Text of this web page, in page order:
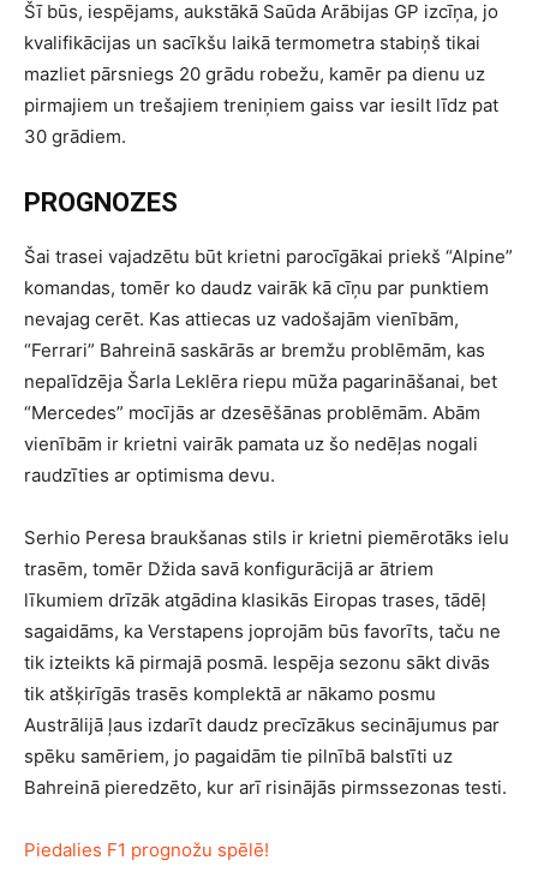
Šī būs, iespējams, aukstākā Saūda Arābijas GP izcīņa, jo
kvalifikācijas un sacīkšu laikā termometra stabiņš tikai
mazliet pārsniegs 20 grādu robežu, kamēr pa dienu uz
pirmajiem un trešajiem treniņiem gaiss var iesilt līdz pat
30 grādiem.
PROGNOZES
Šai trasei vajadzētu būt krietni parocīgākai priekš “Alpine”
komandas, tomēr ko daudz vairāk kā cīņu par punktiem
nevajag cerēt. Kas attiecas uz vadošajām vienībām,
“Ferrari” Bahreinā saskārās ar bremžu problēmām, kas
nepalīdzēja Šarla Leklēra riepu mūža pagarināšanai, bet
“Mercedes” mocījās ar dzesēšānas problēmām. Abām
vienībām ir krietni vairāk pamata uz šo nedēļas nogali
raudzīties ar optimisma devu.
Serhio Peresa braukšanas stils ir krietni piemērotāks ielu
trasēm, tomēr Džida savā konfigurācijā ar ātriem
līkumiem drīzāk atgādina klasikās Eiropas trases, tādēļ
sagaidāms, ka Verstapens joprojām būs favorīts, taču ne
tik izteikts kā pirmajā posmā. Iespēja sezonu sākt divās
tik atšķirīgās trasēs komplektā ar nākamo posmu
Austrālijā ļaus izdarīt daudz precīzākus secinājumus par
spēku samēriem, jo pagaidām tie pilnībā balstīti uz
Bahreinā pieredzēto, kur arī risinājās pirmssezonas testi.
Piedalies F1 prognožu spēlē!